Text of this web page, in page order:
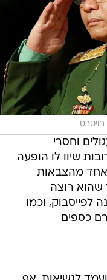
רויטרס
וחסרי
שיוו לו הופעה
מהצבאות
שהוא רוצה
לפייסבוק, וכמו
כספים